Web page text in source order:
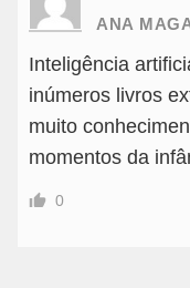
ANA
Inteligência
inúmeros livros
muito
momentos da
0